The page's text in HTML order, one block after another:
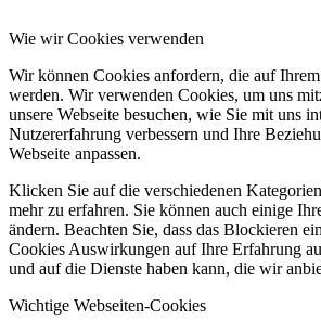
Wie wir Cookies verwenden
Wir können Cookies anfordern, die auf
werden. Wir verwenden Cookies, um uns
unsere Webseite besuchen, wie Sie mit uns
Nutzererfahrung verbessern und Ihre
Webseite anpassen.
Klicken Sie auf die verschiedenen
mehr zu erfahren. Sie können auch einige
ändern. Beachten Sie, dass das Blockieren
Cookies Auswirkungen auf Ihre Erfahrung
und auf die Dienste haben kann, die wir
Wichtige Webseiten-Cookies